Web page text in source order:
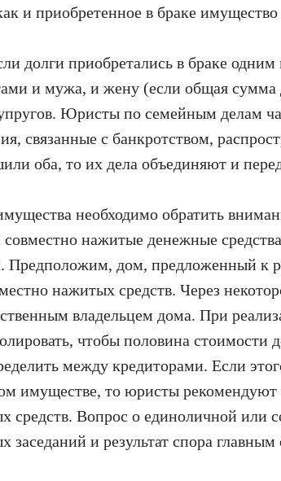
и приобретенное в браке имущество
долги приобретались в браке
и мужа, и жену (если общая
Юристы по семейным делам
связанные с банкротством,
оба, то их дела объединяют и
необходимо обратить
совместно нажитые денежные
Предположим, дом, предложенный к
нажитых средств. Через
владельцем дома. При
чтобы половина стоимости
между кредиторами. Если
имуществе, то юристы рекомендуют
средств. Вопрос о единоличной или
заседаний и результат спора